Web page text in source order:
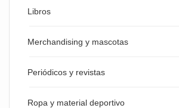
Libros
Merchandising y mascotas
Periódicos y revistas
Ropa y material deportivo